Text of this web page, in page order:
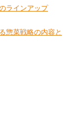
ラインアップ
惣菜戦略の内容と